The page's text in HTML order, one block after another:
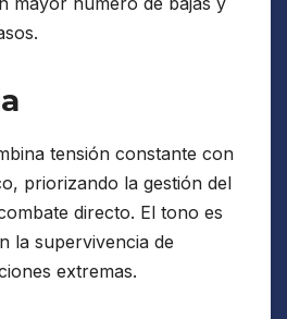
tensión constante con
priorizando la gestión del
directo. El tono es
la supervivencia de
extremas.